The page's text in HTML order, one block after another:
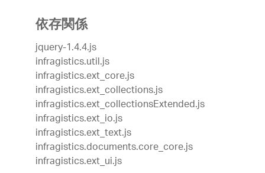
依存関係
jquery-1.4.4.js
infragistics.util.js
infragistics.ext_core.js
infragistics.ext_collections.js
infragistics.ext_collectionsExtended.js
infragistics.ext_io.js
infragistics.ext_text.js
infragistics.documents.core_core.js
infragistics.ext_ui.js